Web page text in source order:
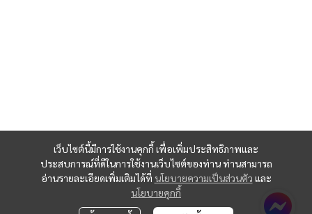
เว็บไซต์นี้มีการใช้งานคุกกี้ เพื่อเพิ่มประสิทธิภาพและ
ประสบการณ์ที่ดีในการใช้งานเว็บไซต์ของท่าน ท่านสามารถ
อ่านรายละเอียดเพิ่มเติมได้ที่ นโยบายความเป็นส่วนตัว และ
นโยบายคุกกี้